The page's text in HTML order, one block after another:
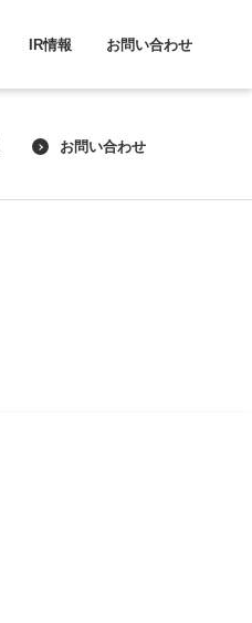
IR情報 お問い合わせ
お問い合わせ